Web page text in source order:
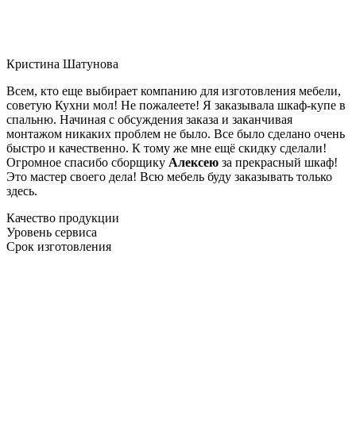
Кристина Шатунова
Всем, кто еще выбирает компанию для изготовления мебели,
советую Кухни мол! Не пожалеете! Я заказывала шкаф-купе в
спальню. Начиная с обсуждения заказа и заканчивая
монтажом никаких проблем не было. Все было сделано очень
быстро и качественно. К тому же мне ещё скидку сделали!
Огромное спасибо сборщику Алексею за прекрасный шкаф!
Это мастер своего дела! Всю мебель буду заказывать только
здесь.
Качество продукции
Уровень сервиса
Срок изготовления